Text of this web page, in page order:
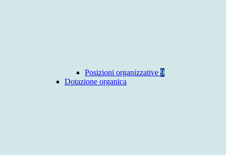
Posizioni organizzative 9
Dotazione organica